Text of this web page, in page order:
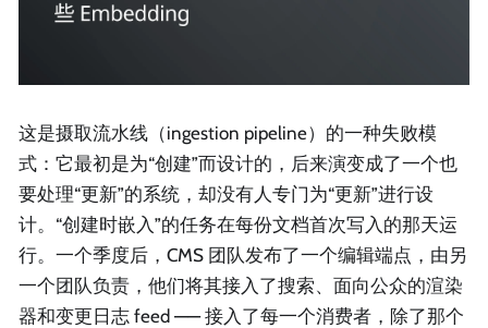
这是摄取流水线（ingestion pipeline）的一种失败模
式：它最初是为“创建”而设计的，后来演变成了一个也
要处理“更新”的系统，却没有人专门为“更新”进行设
计。“创建时嵌入”的任务在每份文档首次写入的那天运
行。一个季度后，CMS 团队发布了一个编辑端点，由另
一个团队负责，他们将其接入了搜索、面向公众的渲染
器和变更日志 feed —— 接入了每一个消费者，除了那个